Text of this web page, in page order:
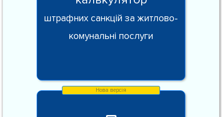
штрафних санкцій за житлово-
комунальні послуги